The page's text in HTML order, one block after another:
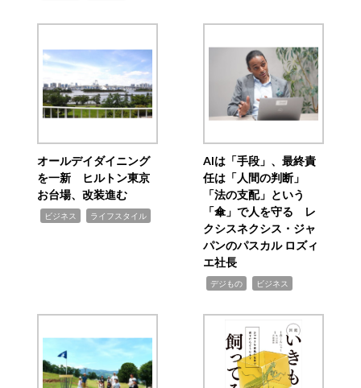
オールデイダイニング
を一新 ヒルトン東京
お台場、改装進む
ビジネス ライフスタイル
AIは「手段」、最終責
任は「人間の判断」
「法の支配」という
「傘」で人を守る レ
クシスネクシス・ジャ
パンのパスカル ロズィ
エ社長
デジもの ビジネス